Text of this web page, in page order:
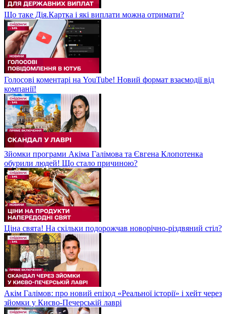
Що таке Дія.Картка і які виплати можна отримати?
Голосові коментарі на YouTube! Новий формат взаємодії від
компанії!
Зйомки програми Акіма Галімова та Євгена Клопотенка
обурили людей! Що стало причиною?
Ціна свята! На скільки подорожчав новорічно-різдвяний стіл?
Акім Галімов: про новий епізод «Реальної історії» і хейт через
зйомки у Києво-Печерській лаврі